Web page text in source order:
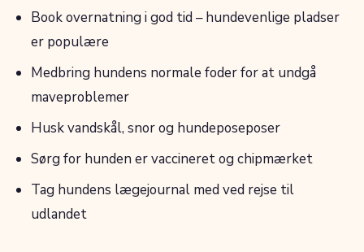
Book overnatning i god tid – hundevenlige pladser
er populære
Medbring hundens normale foder for at undgå
maveproblemer
Husk vandskål, snor og hundeposeposer
Sørg for hunden er vaccineret og chipmærket
Tag hundens lægejournal med ved rejse til
udlandet